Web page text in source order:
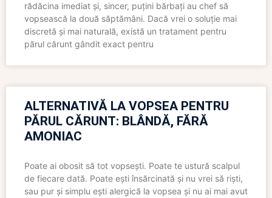
rădăcina imediat și, sincer, puțini bărbați au chef să
vopsească la două săptămâni. Dacă vrei o soluție mai
discretă și mai naturală, există un tratament pentru
părul cărunt gândit exact pentru
ALTERNATIVĂ LA VOPSEA PENTRU
PĂRUL CĂRUNT: BLÂNDĂ, FĂRĂ
AMONIAC
Poate ai obosit să tot vopsești. Poate te ustură scalpul
de fiecare dată. Poate ești însărcinată și nu vrei să riști,
sau pur și simplu ești alergică la vopsea și nu ai mai avut